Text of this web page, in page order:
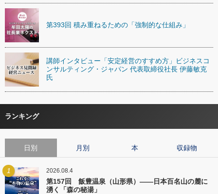
第393回 積み重ねるための「強制的な仕組み」
講師インタビュー「安定経営のすすめ方」ビジネスコ
ンサルティング・ジャパン 代表取締役社長 伊藤敏克
氏
ランキング
日別 月別 本 収録物
1 2026.08.4
第157回 飯豊温泉（山形県）――日本百名山の麓に
湧く「森の秘湯」